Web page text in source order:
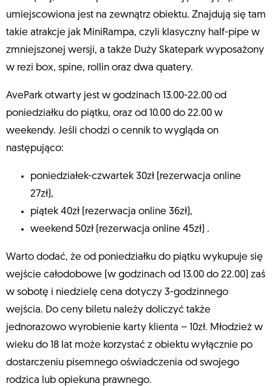
umiejscowiona jest na zewnątrz obiektu. Znajdują się tam
takie atrakcje jak MiniRampa, czyli klasyczny half-pipe w
zmniejszonej wersji, a także Duży Skatepark wyposażony
w rezi box, spine, rollin oraz dwa quatery.
AvePark otwarty jest w godzinach 13.00-22.00 od
poniedziałku do piątku, oraz od 10.00 do 22.00 w
weekendy. Jeśli chodzi o cennik to wygląda on
następująco:
poniedziałek-czwartek 30zł (rezerwacja online
27zł),
piątek 40zł (rezerwacja online 36zł),
weekend 50zł (rezerwacja online 45zł) .
Warto dodać, że od poniedziałku do piątku wykupuje się
wejście całodobowe (w godzinach od 13.00 do 22.00) zaś
w sobotę i niedzielę cena dotyczy 3-godzinnego
wejścia. Do ceny biletu należy doliczyć także
jednorazowo wyrobienie karty klienta – 10zł. Młodzież w
wieku do 18 lat może korzystać z obiektu wyłącznie po
dostarczeniu pisemnego oświadczenia od swojego
rodzica lub opiekuna prawnego.